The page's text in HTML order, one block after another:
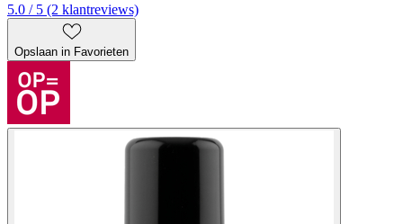
5.0 / 5 (2 klantreviews)
Opslaan in Favorieten